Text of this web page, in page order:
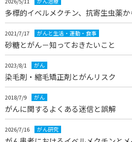
多標的イベルメクチン、抗寄生虫薬
2021/7/17 がんと生活・運動・食事
砂糖とがん－知っておきたいこと
2023/8/1 がん
染毛剤・縮毛矯正剤とがんリスク
2018/7/9 がん
がんに関するよくある迷信と誤解
2026/7/16 がん研究